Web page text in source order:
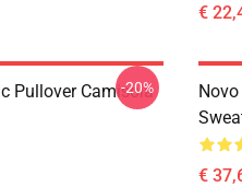
€
Pullover Camisola
-20%
€